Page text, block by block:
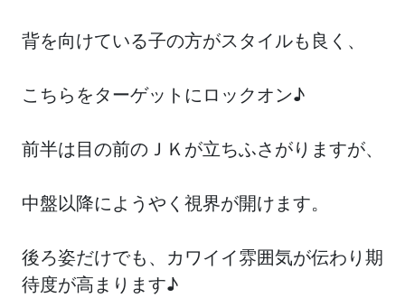
背を向けている子の方がスタイルも良く、
こちらをターゲットにロックオン♪
前半は目の前のＪＫが立ちふさがりますが、
中盤以降にようやく視界が開けます。
後ろ姿だけでも、カワイイ雰囲気が伝わり期
待度が高まります♪